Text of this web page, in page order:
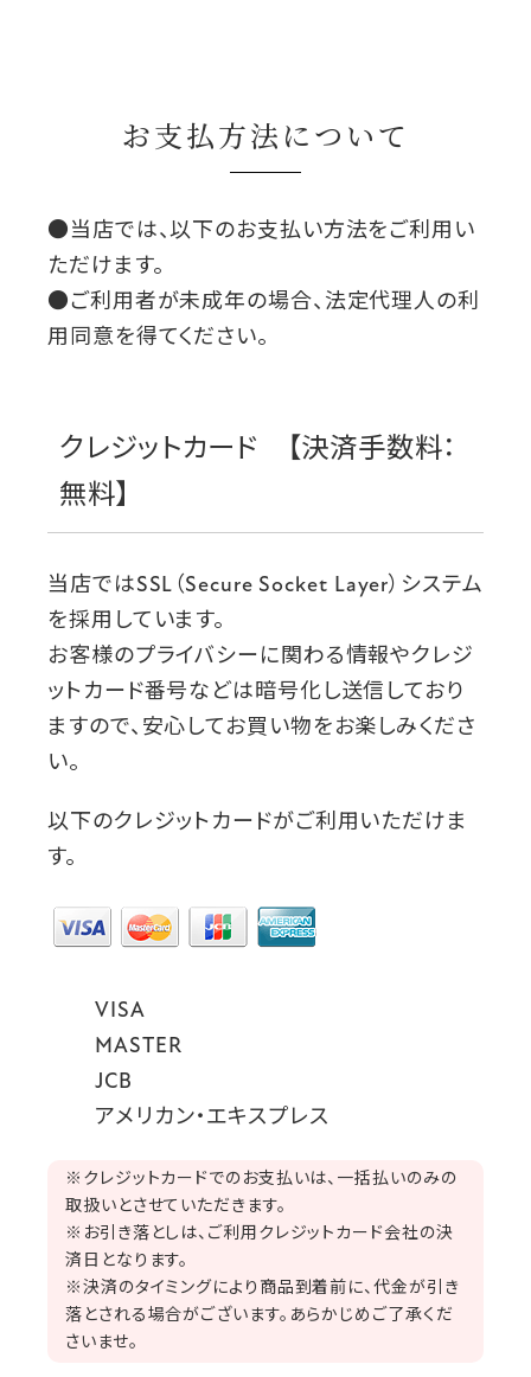
お支払方法について
●当店では、以下のお支払い方法をご利用い
ただけます。
●ご利用者が未成年の場合、法定代理人の利
用同意を得てください。
クレジットカード 【決済手数料：
無料】
当店ではSSL（Secure Socket Layer）システム
を採用しています。
お客様のプライバシーに関わる情報やクレジ
ットカード番号などは暗号化し送信しており
ますので、安心してお買い物をお楽しみくださ
い。
以下のクレジットカードがご利用いただけま
す。
VISA
MASTER
JCB
アメリカン・エキスプレス
※クレジットカードでのお支払いは、一括払いのみの
取扱いとさせていただきます。
※お引き落としは、ご利用クレジットカード会社の決
済日となります。
※決済のタイミングにより商品到着前に、代金が引き
落とされる場合がございます。あらかじめご了承くだ
さいませ。